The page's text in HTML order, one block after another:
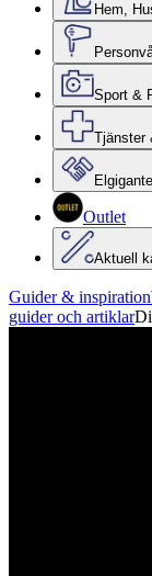
Hem,
Sport &
Tjänster
Outlet
Aktuell
Guider & inspiration
guider och artiklar